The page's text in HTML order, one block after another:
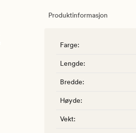
Produktinformasjon
Farge:
Lengde:
Bredde:
Høyde:
Vekt: